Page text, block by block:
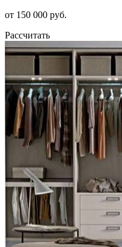
от 150 000 руб.
Рассчитать